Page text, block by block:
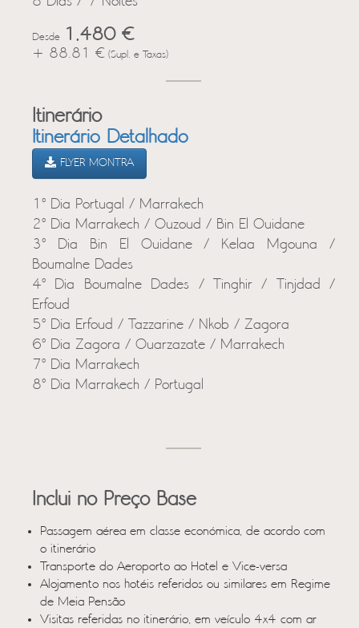
Desde 1,480 €
+ 88.81 € (Supl. e Taxas)
Itinerário
Itinerário Detalhado
FLYER MONTRA
1º Dia Portugal / Marrakech
2º Dia Marrakech / Ouzoud / Bin El Ouidane
3º Dia Bin El Ouidane / Kelaa Mgouna /
Boumalne Dades
4º Dia Boumalne Dades / Tinghir / Tinjdad /
Erfoud
5º Dia Erfoud / Tazzarine / Nkob / Zagora
6º Dia Zagora / Ouarzazate / Marrakech
7º Dia Marrakech
8º Dia Marrakech / Portugal
Inclui no Preço Base
Passagem aérea em classe económica, de acordo com
o itinerário
Transporte do Aeroporto ao Hotel e Vice-versa
Alojamento nos hotéis referidos ou similares em Regime
de Meia Pensão
Visitas referidas no itinerário, em veículo 4x4 com ar